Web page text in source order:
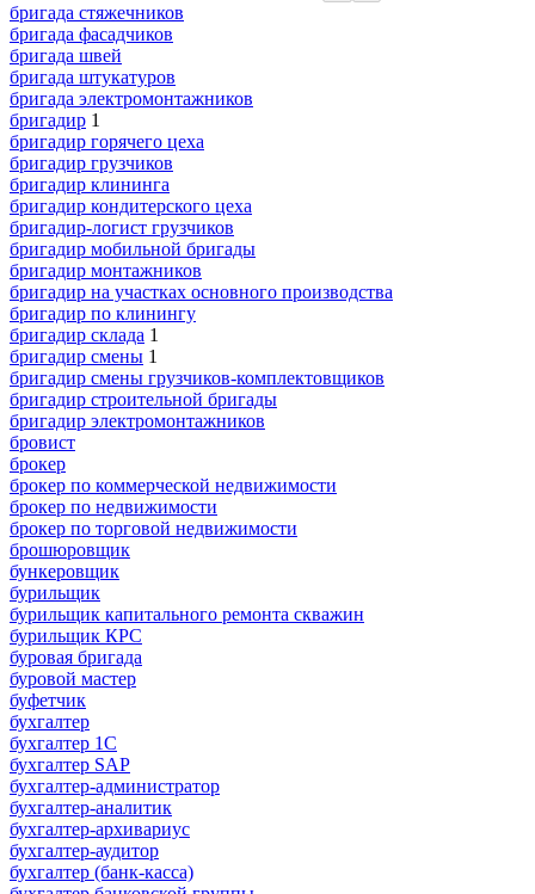
бригада стяжечников
бригада фасадчиков
бригада швей
бригада штукатуров
бригада электромонтажников
бригадир 1
бригадир горячего цеха
бригадир грузчиков
бригадир клининга
бригадир кондитерского цеха
бригадир-логист грузчиков
бригадир мобильной бригады
бригадир монтажников
бригадир на участках основного производства
бригадир по клинингу
бригадир склада 1
бригадир смены 1
бригадир смены грузчиков-комплектовщиков
бригадир строительной бригады
бригадир электромонтажников
бровист
брокер
брокер по коммерческой недвижимости
брокер по недвижимости
брокер по торговой недвижимости
брошюровщик
бункеровщик
бурильщик
бурильщик капитального ремонта скважин
бурильщик КРС
буровая бригада
буровой мастер
буфетчик
бухгалтер
бухгалтер 1C
бухгалтер SAP
бухгалтер-администратор
бухгалтер-аналитик
бухгалтер-архивариус
бухгалтер-аудитор
бухгалтер (банк-касса)